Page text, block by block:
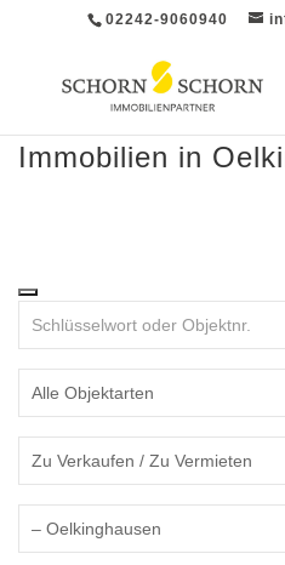
02242-9060940
Immobilien in